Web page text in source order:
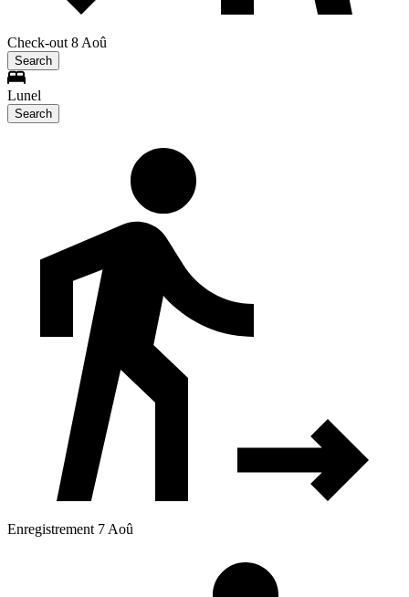
Check-out 8 Aoû
Search
Lunel
Search
Enregistrement 7 Aoû